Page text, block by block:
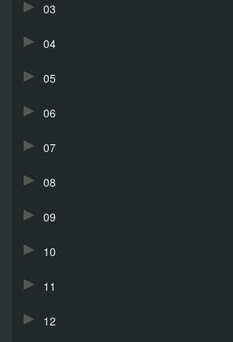
03
04
05
06
07
08
09
10
11
12